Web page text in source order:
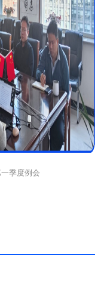
季度例会